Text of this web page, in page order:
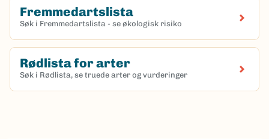
Fremmedartslista
Søk i Fremmedartslista - se økologisk risiko
Rødlista for arter
Søk i Rødlista, se truede arter og vurderinger